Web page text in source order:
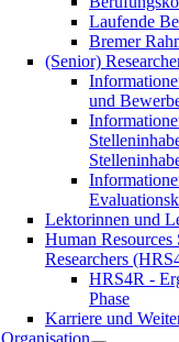
Laufende
Bremer
(Senior)
und
Lektorinnen und
Human Resources
Researchers
HRS4R -
Phase
Karriere und
Organisation